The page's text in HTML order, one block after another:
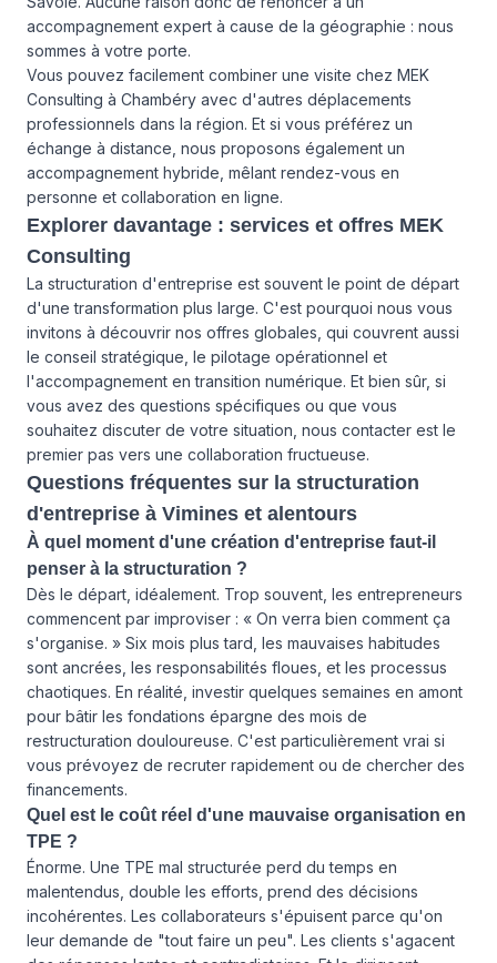
accompagnement expert à cause de la géographie : nous
sommes à votre porte.
Vous pouvez facilement combiner une visite chez MEK
Consulting à Chambéry avec d'autres déplacements
professionnels dans la région. Et si vous préférez un
échange à distance, nous proposons également un
accompagnement hybride, mêlant rendez-vous en
personne et collaboration en ligne.
Explorer davantage : services et offres MEK
Consulting
La structuration d'entreprise est souvent le point de départ
d'une transformation plus large. C'est pourquoi nous vous
invitons à découvrir nos offres globales , qui couvrent aussi
le conseil stratégique, le pilotage opérationnel et
l'accompagnement en transition numérique. Et bien sûr, si
vous avez des questions spécifiques ou que vous
souhaitez discuter de votre situation, nous contacter est le
premier pas vers une collaboration fructueuse.
Questions fréquentes sur la structuration
d'entreprise à Vimines et alentours
À quel moment d'une création d'entreprise faut-il
penser à la structuration ?
Dès le départ, idéalement. Trop souvent, les entrepreneurs
commencent par improviser : « On verra bien comment ça
s'organise. » Six mois plus tard, les mauvaises habitudes
sont ancrées, les responsabilités floues, et les processus
chaotiques. En réalité, investir quelques semaines en amont
pour bâtir les fondations épargne des mois de
restructuration douloureuse. C'est particulièrement vrai si
vous prévoyez de recruter rapidement ou de chercher des
financements.
Quel est le coût réel d'une mauvaise organisation en
TPE ?
Énorme. Une TPE mal structurée perd du temps en
malentendus, double les efforts, prend des décisions
incohérentes. Les collaborateurs s'épuisent parce qu'on
leur demande de "tout faire un peu". Les clients s'agacent